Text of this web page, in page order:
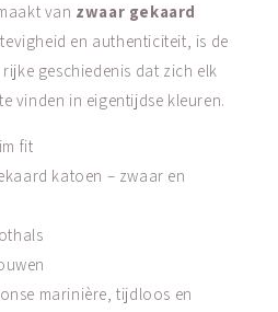
van zwaar gekaard
en authenticiteit, is de
geschiedenis dat zich elk
vinden in eigentijdse kleuren.
fit
katoen – zwaar en
marinière, tijdloos en